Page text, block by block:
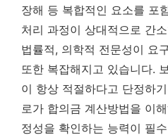
장해 등 복합적인 요소를 포
처리 과정이 상대적으로 간
법률적, 의학적 전문성이 요
또한 복잡해지고 있습니다.
이 항상 적절하다고 단정하
로가 합의금 계산방법을 이
정성을 확인하는 능력이 필